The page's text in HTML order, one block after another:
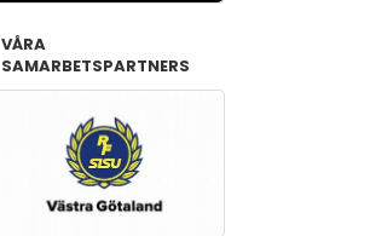
VÅRA
SAMARBETSPARTNERS